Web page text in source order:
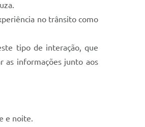
no trânsito como
tipo de interação, que
as informações junto aos
e noite.